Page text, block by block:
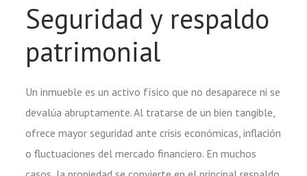
Seguridad y respaldo
patrimonial
Un inmueble es un activo físico que no desaparece ni se
devalúa abruptamente. Al tratarse de un bien tangible,
ofrece mayor seguridad ante crisis económicas, inflación
o fluctuaciones del mercado financiero. En muchos